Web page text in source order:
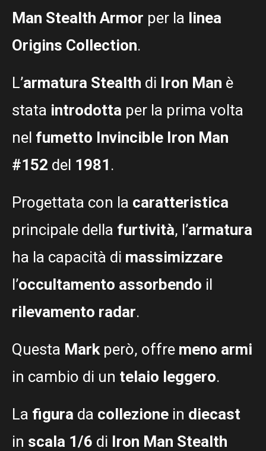
Man Stealth Armor per la linea
Origins Collection.
L’armatura Stealth di Iron Man è
stata introdotta per la prima volta
nel fumetto Invincible Iron Man
#152 del 1981 .
Progettata con la caratteristica
principale della furtività, l’armatura
ha la capacità di massimizzare
l’occultamento assorbendo il
rilevamento radar.
Questa Mark però, offre meno armi
in cambio di un telaio leggero.
La figura da collezione in diecast
in scala 1/6 di Iron Man Stealth